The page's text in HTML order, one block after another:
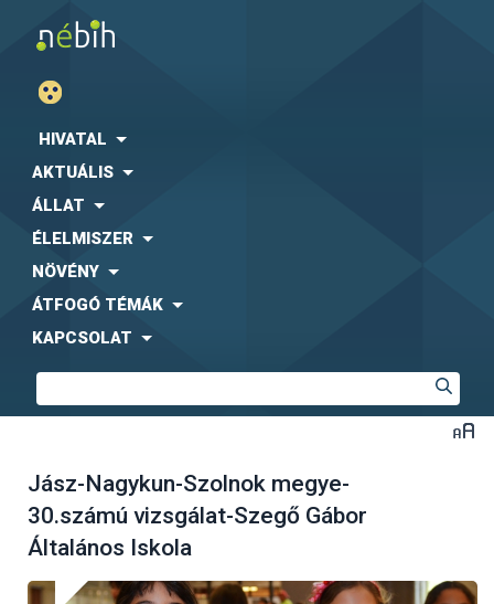
HIVATAL
AKTUÁLIS
ÁLLAT
ÉLELMISZER
NÖVÉNY
ÁTFOGÓ TÉMÁK
KAPCSOLAT
Jász-Nagykun-Szolnok megye-
30.számú vizsgálat-Szegő Gábor
Általános Iskola